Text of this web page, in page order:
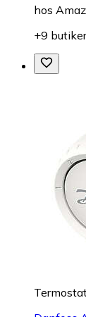
hos
+9 butiker